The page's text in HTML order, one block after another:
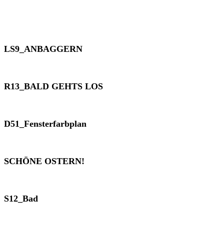
LS9_ANBAGGERN
R13_BALD GEHTS LOS
D51_Fensterfarbplan
SCHÖNE OSTERN!
S12_Bad